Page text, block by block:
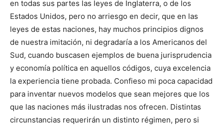
en todas sus partes las leyes de Inglaterra, o de los
Estados Unidos, pero no arriesgo en decir, que en las
leyes de estas naciones, hay muchos principios dignos
de nuestra imitación, ni degradaría a los Americanos del
Sud, cuando buscasen ejemplos de buena jurisprudencia
y economía política en aquellos códigos, cuya excelencia
la experiencia tiene probada. Confieso mi poca capacidad
para inventar nuevos modelos que sean mejores que los
que las naciones más ilustradas nos ofrecen. Distintas
circunstancias requerirán un distinto régimen, pero si